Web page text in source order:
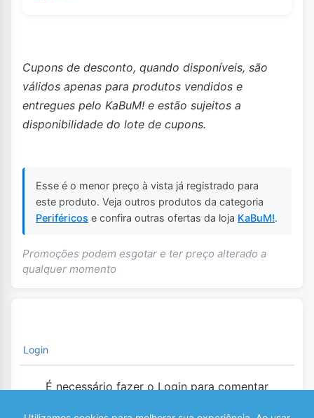
Cupons de desconto, quando disponíveis, são
válidos apenas para produtos vendidos e
entregues pelo KaBuM! e estão sujeitos a
disponibilidade do lote de cupons.
Esse é o menor preço à vista já registrado para
este produto. Veja outros produtos da categoria
Periféricos e confira outras ofertas da loja KaBuM!.
Promoções podem esgotar e ter preço alterado a
qualquer momento
Login
É necessário fazer o Login para comentar